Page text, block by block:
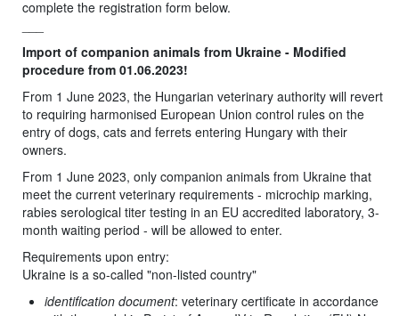
complete the registration form below.
Import of companion animals from Ukraine - Modified
procedure from 01.06.2023!
From 1 June 2023, the Hungarian veterinary authority will revert
to requiring harmonised European Union control rules on the
entry of dogs, cats and ferrets entering Hungary with their
owners.
From 1 June 2023, only companion animals from Ukraine that
meet the current veterinary requirements - microchip marking,
rabies serological titer testing in an EU accredited laboratory, 3-
month waiting period - will be allowed to enter.
Requirements upon entry:
Ukraine is a so-called "non-listed country"
identification document: veterinary certificate in accordance